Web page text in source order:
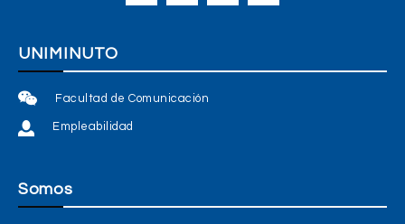
UNIMINUTO
Facultad de Comunicación
Empleabilidad
Somos